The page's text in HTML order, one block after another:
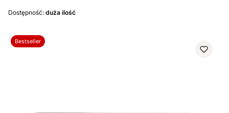
Dostępność: duża ilość
Bestseller